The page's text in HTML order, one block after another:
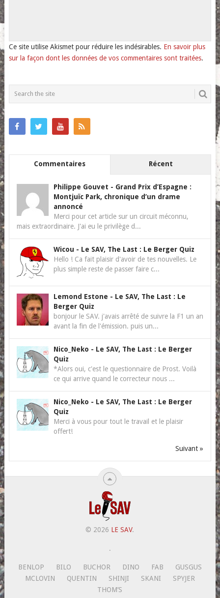
Ce site utilise Akismet pour réduire les indésirables. En savoir plus
sur la façon dont les données de vos commentaires sont traitées.
Commentaires Récent
Philippe Gouvet - Grand Prix d’Espagne :
Montjuïc Park, chronique d’un drame
annoncé
Merci pour cet article sur un circuit méconnu,
mais extraordinaire. J'ai eu le privilège d...
Wicou - Le SAV, The Last : Le Berger Quiz
Hello ! Ca fait plaisir d'avoir de tes nouvelles. Le
plus simple reste de passer faire c...
Lemond Estone - Le SAV, The Last : Le
Berger Quiz
bonjour le SAV. j'avais arrêté de suivre la F1 un an
avant la fin de l'émission. puis un...
Nico_Neko - Le SAV, The Last : Le Berger
Quiz
*Alors oui, c'est le questionnaire de Prost. Voilà
ce qui arrive quand le correcteur nous ...
Nico_Neko - Le SAV, The Last : Le Berger
Quiz
Merci à vous pour tout le travail et le plaisir
offert!
Suivant »
© 2026 LE SAV.
.
BENLOP BILO BUCHOR DINO FAB
GUSGUS
MCLOVIN
QUENTIN SHINJI SKANI
SPYJER
THOM’S